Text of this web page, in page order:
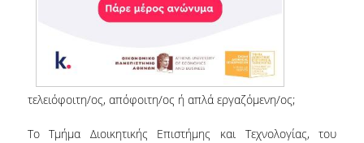
HONONARY DOCTORATES
VISITING PROFESSORS
LABORATORY TEACHING STAFF
τελειόφοιτη/ος, απόφοιτη/ος ή απλά εργαζόμενη/ος;
Το Τμήμα Διοικητικής Επιστήμης και Τεχνολογίας, του